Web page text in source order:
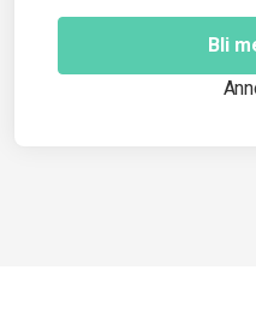
Bli